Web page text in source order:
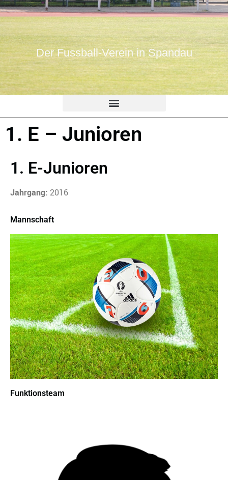
Der Fussball-Verein in Spandau
1. E – Junioren
1. E-Junioren
Jahrgang: 2016
Mannschaft
Funktionsteam